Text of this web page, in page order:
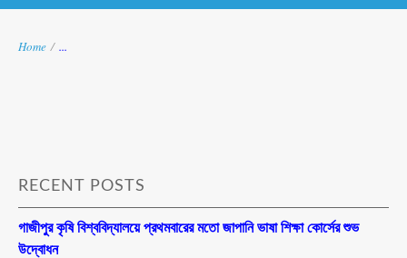
Home / ...
RECENT POSTS
গাজীপুর কৃষি বিশ্ববিদ্যালয়ে প্রথমবারের মতো জাপানি ভাষা শিক্ষা কোর্সের শুভ
উদ্বোধন